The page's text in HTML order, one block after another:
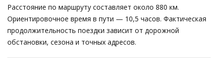
Расстояние по маршруту составляет около 880 км.
Ориентировочное время в пути — 10,5 часов. Фактическая
продолжительность поездки зависит от дорожной
обстановки, сезона и точных адресов.